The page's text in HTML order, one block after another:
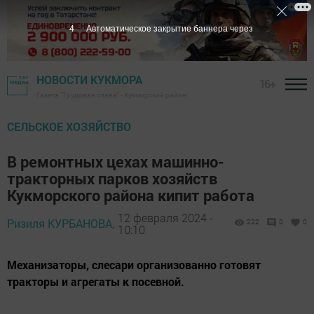
НОВОСТИ КУКМОРА
СЕЛЬСКОЕ ХОЗЯЙСТВО
В ремонтных цехах машинно-
тракторных парков хозяйств
Кукморского района кипит работа
Ризиля КУРБАНОВА, 12 февраля 2024 -
10:10
222 0 0
Механизаторы, слесари организованно готовят
тракторы и агрегаты к посевной.
3 Автоматическое закрытие баннера через